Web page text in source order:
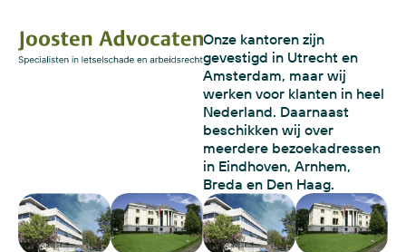
Onze kantoren zijn
gevestigd in Utrecht en
Amsterdam, maar wij
werken voor klanten in heel
Nederland. Daarnaast
beschikken wij over
meerdere bezoekadressen
in Eindhoven, Arnhem,
Breda en Den Haag.